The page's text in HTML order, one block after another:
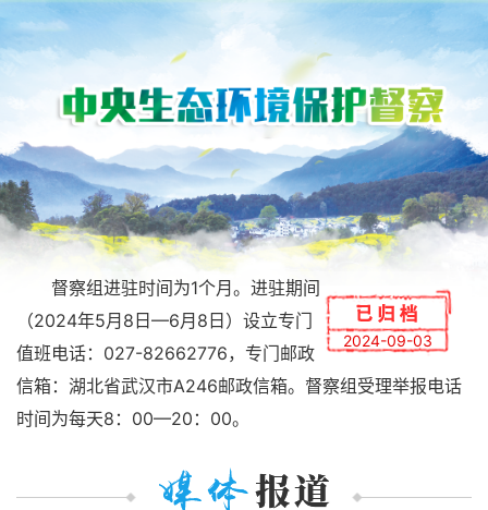
2024-09-03
督察组进驻时间为1个月。进驻期间
（2024年5月8日—6月8日）设立专门
值班电话：027-82662776，专门邮政
信箱：湖北省武汉市A246邮政信箱。督察组受理举报电话
时间为每天8：00—20：00。